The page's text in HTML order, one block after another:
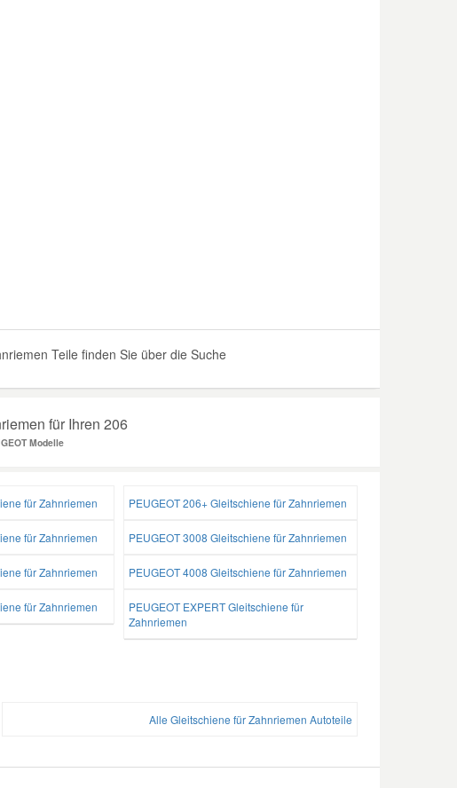
Teile finden Sie über die Suche
für Ihren 206
Modelle
für Zahnriemen PEUGEOT 206+ Gleitschiene für Zahnriemen
für Zahnriemen PEUGEOT 3008 Gleitschiene für Zahnriemen
für Zahnriemen PEUGEOT 4008 Gleitschiene für Zahnriemen
für Zahnriemen
PEUGEOT EXPERT Gleitschiene für
Zahnriemen
Alle Gleitschiene für Zahnriemen Autoteile